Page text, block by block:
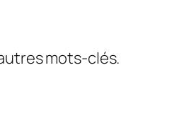
mots-clés.